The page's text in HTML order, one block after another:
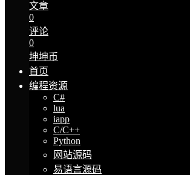
文章
0
评论
0
坤坤币
首页
编程资源
C#
lua
iapp
C/C++
Python
网站源码
易语言源码